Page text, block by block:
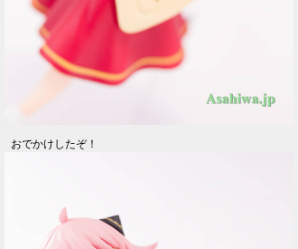
おでかけしたぞ！